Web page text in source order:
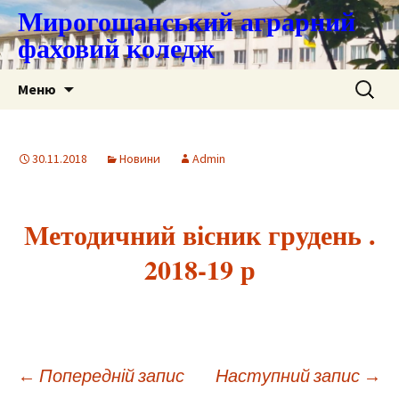
Мирогощанський аграрний
фаховий коледж
Меню Пошук:
30.11.2018 Новини Admin
Mетодичний вісник грудень .
2018-19 р
← Попередній запис Наступний запис →